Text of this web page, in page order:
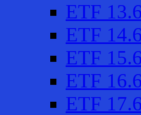
ETF
ETF
ETF
ETF
ETF